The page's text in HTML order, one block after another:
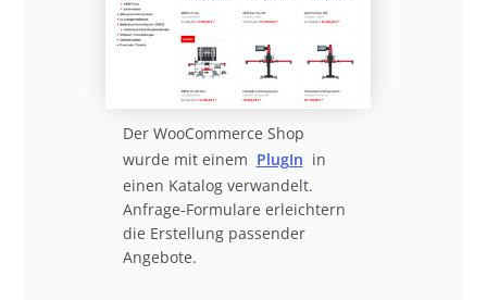
Der WooCommerce Shop
wurde mit einem PlugIn in
einen Katalog verwandelt.
Anfrage-Formulare erleichtern
die Erstellung passender
Angebote.